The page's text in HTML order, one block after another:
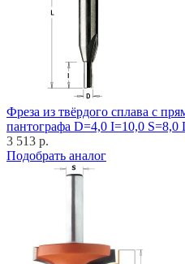
Фреза из твёрдого сплава с
пантографа D=4,0 I=10,0 S=8,0
3 513 р.
Подобрать аналог